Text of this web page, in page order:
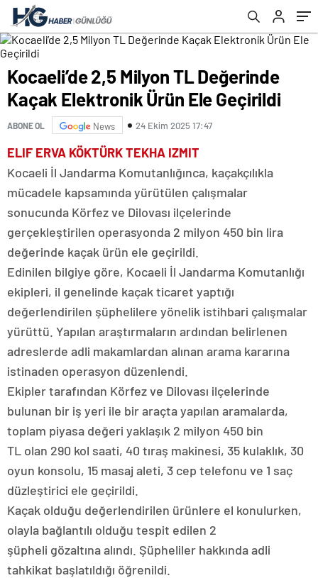
Kocaeli’de 2,5 Milyon TL Değerinde
Kaçak Elektronik Ürün Ele Geçirildi
ABONE OL News 24 Ekim 2025 17:47
ELIF ERVA KÖKTÜRK TEKHA IZMIT
Kocaeli İl Jandarma Komutanlığınca, kaçakçılıkla
mücadele kapsamında yürütülen çalışmalar
sonucunda Körfez ve Dilovası ilçelerinde
gerçekleştirilen operasyonda 2 milyon 450 bin lira
değerinde kaçak ürün ele geçirildi.
Edinilen bilgiye göre, Kocaeli İl Jandarma Komutanlığı
ekipleri, il genelinde kaçak ticaret yaptığı
değerlendirilen şüphelilere yönelik istihbari çalışmalar
yürüttü. Yapılan araştırmaların ardından belirlenen
adreslerde adli makamlardan alınan arama kararına
istinaden operasyon düzenlendi.
Ekipler tarafından Körfez ve Dilovası ilçelerinde
bulunan bir iş yeri ile bir araçta yapılan aramalarda,
toplam piyasa değeri yaklaşık 2 milyon 450 bin
TL olan 290 kol saati, 40 tıraş makinesi, 35 kulaklık, 30
oyun konsolu, 15 masaj aleti, 3 cep telefonu ve 1 saç
düzleştirici ele geçirildi.
Kaçak olduğu değerlendirilen ürünlere el konulurken,
olayla bağlantılı olduğu tespit edilen 2
şüpheli gözaltına alındı. Şüpheliler hakkında adli
tahkikat başlatıldığı öğrenildi.